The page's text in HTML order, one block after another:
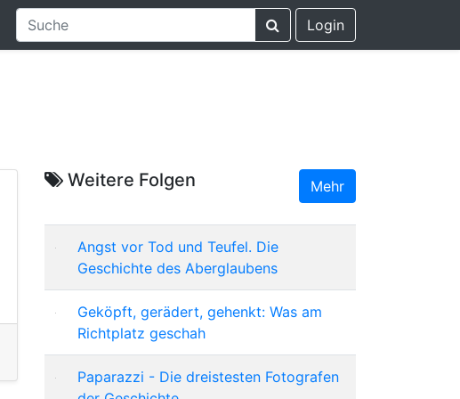
Login
Weitere Folgen Mehr
Angst vor Tod und Teufel. Die
Geschichte des Aberglaubens
Geköpft, gerädert, gehenkt: Was am
Richtplatz geschah
Paparazzi - Die dreistesten Fotografen